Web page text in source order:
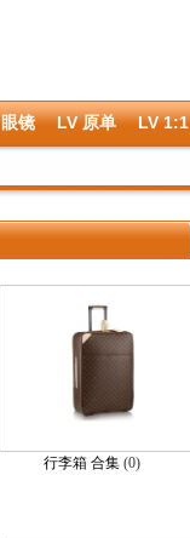
眼镜 LV 原单 LV 1:1
行李箱 合集 (0)